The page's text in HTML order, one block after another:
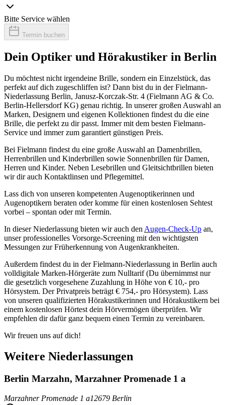
Bitte Service wählen
Termin buchen
Dein Optiker und Hörakustiker in Berlin
Du möchtest nicht irgendeine Brille, sondern ein Einzelstück, das
perfekt auf dich zugeschliffen ist? Dann bist du in der Fielmann-
Niederlassung Berlin, Janusz-Korczak-Str. 4 (Fielmann AG & Co.
Berlin-Hellersdorf KG) genau richtig. In unserer großen Auswahl an
Marken, Designern und eigenen Kollektionen findest du die eine
Brille, die perfekt zu dir passt. Immer mit dem besten Fielmann-
Service und immer zum garantiert günstigen Preis.
Bei Fielmann findest du eine große Auswahl an Damenbrillen,
Herrenbrillen und Kinderbrillen sowie Sonnenbrillen für Damen,
Herren und Kinder. Neben Lesebrillen und Gleitsichtbrillen bieten
wir dir auch Kontaktlinsen und Pflegemittel.
Lass dich von unseren kompetenten Augenoptikerinnen und
Augenoptikern beraten oder komme für einen kostenlosen Sehtest
vorbei – spontan oder mit Termin.
In dieser Niederlassung bieten wir auch den Augen-Check-Up an,
unser professionelles Vorsorge-Screening mit den wichtigsten
Messungen zur Früherkennung von Augenkrankheiten.
Außerdem findest du in der Fielmann-Niederlassung in Berlin auch
volldigitale Marken-Hörgeräte zum Nulltarif (Du übernimmst nur
die gesetzlich vorgesehene Zuzahlung in Höhe von € 10,- pro
Hörsystem. Der Privatpreis beträgt € 754,- pro Hörsystem). Lass
von unseren qualifizierten Hörakustikerinnen und Hörakustikern bei
einem kostenlosen Hörtest dein Hörvermögen überprüfen. Wir
empfehlen dir dafür ganz bequem einen Termin zu vereinbaren.
Wir freuen uns auf dich!
Weitere Niederlassungen
Berlin Marzahn, Marzahner Promenade 1 a
Marzahner Promenade 1 a12679 Berlin